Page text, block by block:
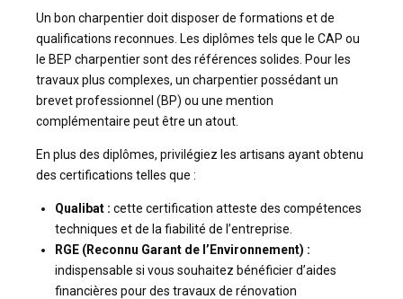
Un bon charpentier doit disposer de formations et de
qualifications reconnues. Les diplômes tels que le CAP ou
le BEP charpentier sont des références solides. Pour les
travaux plus complexes, un charpentier possédant un
brevet professionnel (BP) ou une mention
complémentaire peut être un atout.
En plus des diplômes, privilégiez les artisans ayant obtenu
des certifications telles que :
Qualibat : cette certification atteste des compétences
techniques et de la fiabilité de l’entreprise.
RGE (Reconnu Garant de l’Environnement) :
indispensable si vous souhaitez bénéficier d’aides
financières pour des travaux de rénovation